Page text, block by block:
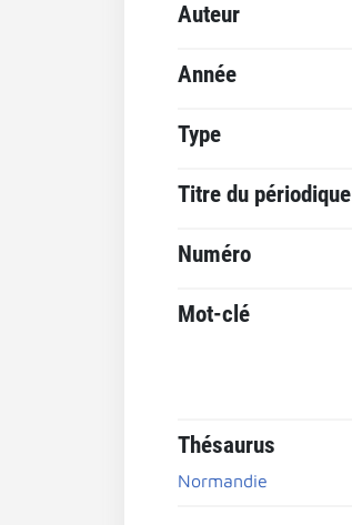
Auteur
Année
Type
Titre du périodique
Numéro
Mot-clé
Thésaurus
Normandie